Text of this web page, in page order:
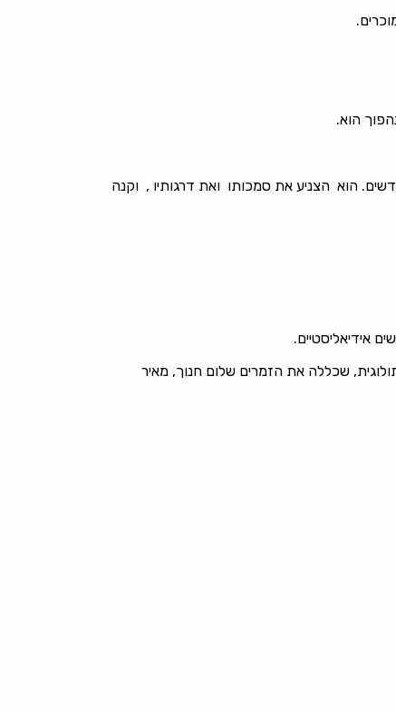
הוא.
הוא הצניע את סמכותו ואת דרגותיו , וקנה
אידיאליסטיים.
שכללה את הזמרים שלום חנוך, מאיר